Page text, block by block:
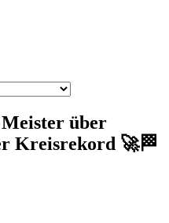
über
Kreisrekord 🚀🏁